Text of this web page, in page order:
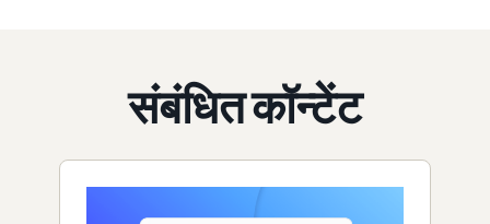
संबंधित कॉन्टेंट